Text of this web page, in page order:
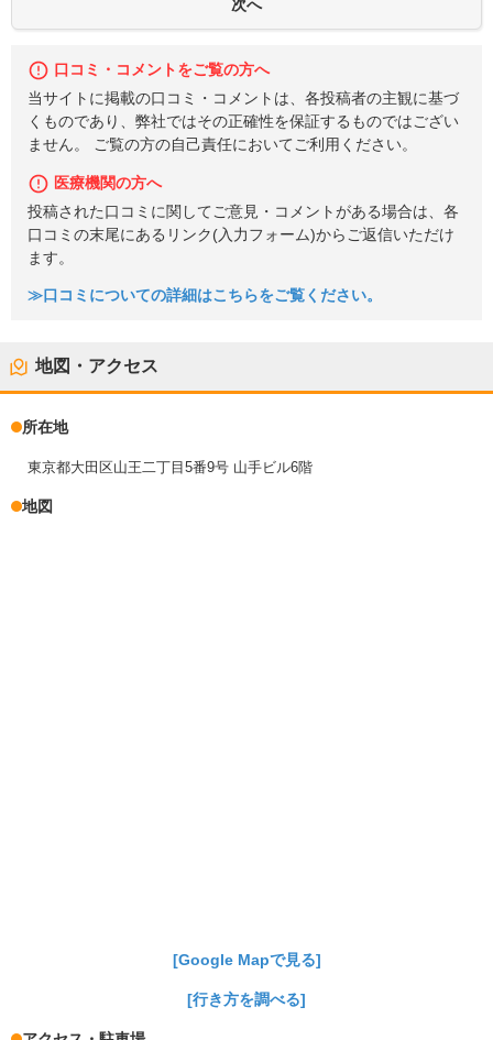
口コミ・コメントをご覧の方へ
当サイトに掲載の口コミ・コメントは、各投稿者の主観に基づ
くものであり、弊社ではその正確性を保証するものではござい
ません。 ご覧の方の自己責任においてご利用ください。
医療機関の方へ
投稿された口コミに関してご意見・コメントがある場合は、各
口コミの末尾にあるリンク(入力フォーム)からご返信いただけ
ます。
≫口コミについての詳細はこちらをご覧ください。
地図・アクセス
所在地
東京都大田区山王二丁目5番9号 山手ビル6階
地図
[Google Mapで見る]
[行き方を調べる]